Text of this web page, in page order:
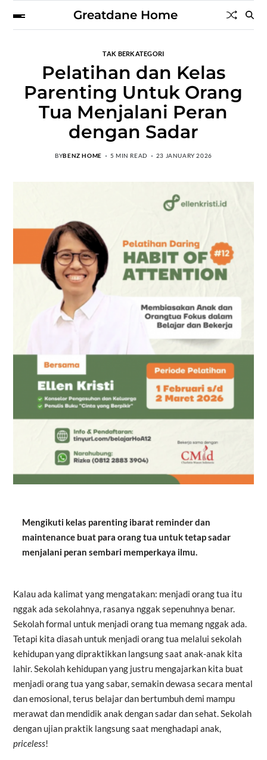
Greatdane Home
TAK BERKATEGORI
Pelatihan dan Kelas
Parenting Untuk Orang
Tua Menjalani Peran
dengan Sadar
BYBENZ HOME 5 MIN READ 23 JANUARY 2026
Mengikuti kelas parenting ibarat reminder dan
maintenance buat para orang tua untuk tetap sadar
menjalani peran sembari memperkaya ilmu.
Kalau ada kalimat yang mengatakan: menjadi orang tua itu
nggak ada sekolahnya, rasanya nggak sepenuhnya benar.
Sekolah formal untuk menjadi orang tua memang nggak ada.
Tetapi kita diasah untuk menjadi orang tua melalui sekolah
kehidupan yang dipraktikkan langsung saat anak-anak kita
lahir. Sekolah kehidupan yang justru mengajarkan kita buat
menjadi orang tua yang sabar, semakin dewasa secara mental
dan emosional, terus belajar dan bertumbuh demi mampu
merawat dan mendidik anak dengan sadar dan sehat. Sekolah
dengan ujian praktik langsung saat menghadapi anak,
priceless!